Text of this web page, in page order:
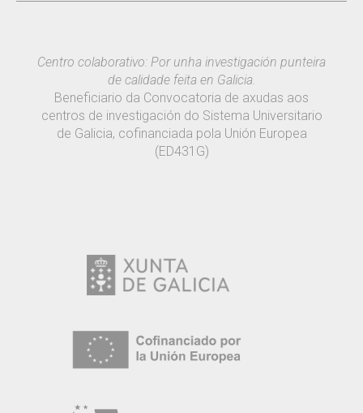
Centro colaborativo: Por unha investigación punteira
de calidade feita en Galicia.
Beneficiario da Convocatoria de axudas aos
centros de investigación do Sistema Universitario
de Galicia, cofinanciada pola Unión Europea
(ED431G)